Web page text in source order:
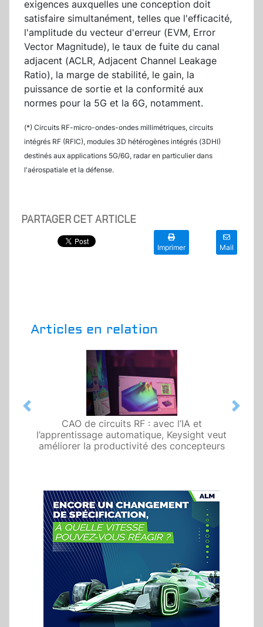
exigences auxquelles une conception doit
satisfaire simultanément, telles que l'efficacité,
l'amplitude du vecteur d'erreur (EVM, Error
Vector Magnitude), le taux de fuite du canal
adjacent (ACLR, Adjacent Channel Leakage
Ratio), la marge de stabilité, le gain, la
puissance de sortie et la conformité aux
normes pour la 5G et la 6G, notamment.
(*) Circuits RF-micro-ondes-ondes millimétriques, circuits
intégrés RF (RFIC), modules 3D hétérogènes intégrés (3DHI)
destinés aux applications 5G/6G, radar en particulier dans
l'aérospatiale et la défense.
PARTAGER CET ARTICLE
Imprimer Mail
Articles en relation
CAO de circuits RF : avec l’IA et
l’apprentissage automatique, Keysight veut
améliorer la productivité des concepteurs
Previous Next